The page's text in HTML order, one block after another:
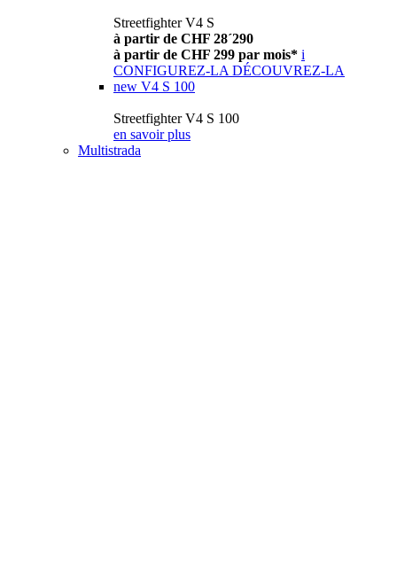
Streetfighter V4 S
à partir de CHF 28´290
à partir de CHF 299 par mois* i
CONFIGUREZ-LA DÉCOUVREZ-LA
new V4 S 100
Streetfighter V4 S 100
en savoir plus
Multistrada